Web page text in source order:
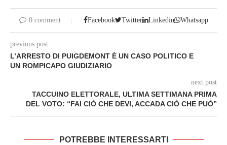
0 comment Facebook Twitter Linkedin Whatsapp
previous post
L’ARRESTO DI PUIGDEMONT È UN CASO POLITICO E
UN ROMPICAPO GIUDIZIARIO
next post
TACCUINO ELETTORALE, ULTIMA SETTIMANA PRIMA
DEL VOTO: “FAI CIÒ CHE DEVI, ACCADA CIÒ CHE PUÒ”
POTREBBE INTERESSARTI